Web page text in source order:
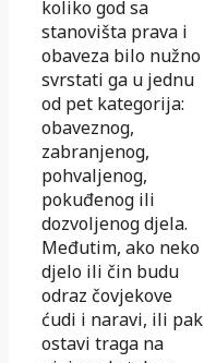
koliko god sa
stanovišta prava i
obaveza bilo nužno
svrstati ga u jednu
od pet kategorija:
obaveznog,
zabranjenog,
pohvaljenog,
pokuđenog ili
dozvoljenog djela.
Međutim, ako neko
djelo ili čin budu
odraz čovjekove
ćudi i naravi, ili pak
ostavi traga na